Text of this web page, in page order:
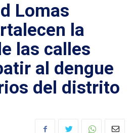
Lomas
la
las calles
al dengue
del distrito